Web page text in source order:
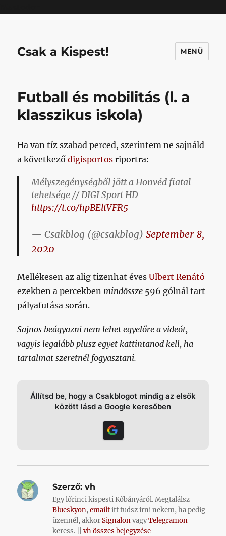
Csak a Kispest! MENÜ
Futball és mobilitás (l. a
klasszikus iskola)
Ha van tíz szabad perced, szerintem ne sajnáld
a következődigisportos riportra:
Mélyszegénységből jött a Honvéd fiatal
tehetsége // DIGI Sport HD
https://t.co/hpBEltVFR5
— Csakblog (@csakblog)September 8,
2020
Mellékesen az alig tizenhat évesUlbert Renátó
ezekben a percekben mindössze 596 gólnál tart
pályafutása során.
Sajnos beágyazni nem lehet egyelőre a videót,
vagyis legalább plusz egyet kattintanod kell, ha
tartalmat szeretnél fogyasztani.
Állítsd be, hogy a Csakblogot mindig az elsők
között lásd a Google keresőben
Szerző: vh
Egy lőrinci kispesti Kőbányáról. Megtalálsz
Blueskyon,emailtitt tudsz írni nekem, ha pedig
üzennél, akkorSignalonvagyTelegramon
keress. ||vh összes bejegyzése